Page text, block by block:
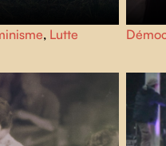
établit
Mais
et
, Lutte
luttes